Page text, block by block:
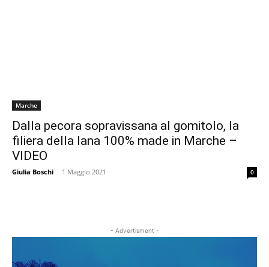
Marche
Dalla pecora sopravissana al gomitolo, la
filiera della lana 100% made in Marche –
VIDEO
Giulia Boschi - 1 Maggio 2021 0
- Advertisment -